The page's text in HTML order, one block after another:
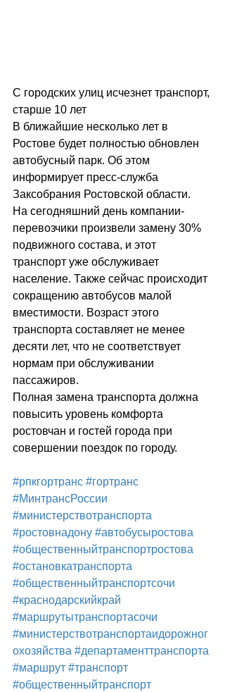
С городских улиц исчезнет транспорт,
старше 10 лет
В ближайшие несколько лет в
Ростове будет полностью обновлен
автобусный парк. Об этом
информирует пресс-служба
Заксобрания Ростовской области.
На сегодняшний день компании-
перевозчики произвели замену 30%
подвижного состава, и этот
транспорт уже обслуживает
население. Также сейчас происходит
сокращению автобусов малой
вместимости. Возраст этого
транспорта составляет не менее
десяти лет, что не соответствует
нормам при обслуживании
пассажиров.
Полная замена транспорта должна
повысить уровень комфорта
ростовчан и гостей города при
совершении поездок по городу.
#рпкгортранс #гортранс
#МинтрансРоссии
#министерствотранспорта
#ростовнадону #автобусыростова
#общественныйтранспортростова
#остановкатранспорта
#общественныйтранспортсочи
#краснодарскийкрай
#маршрутытранспортасочи
#министерствотранспортаидорожног
охозяйства #департаменттранспорта
#маршрут #транспорт
#общественныйтранспорт